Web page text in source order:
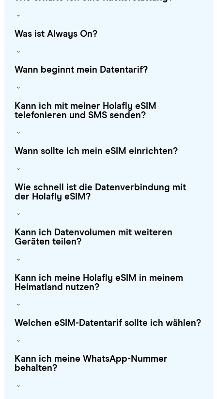
Was ist Always On?
Wann beginnt mein Datentarif?
Kann ich mit meiner Holafly eSIM
telefonieren und SMS senden?
Wann sollte ich mein eSIM einrichten?
Wie schnell ist die Datenverbindung mit
der Holafly eSIM?
Kann ich Datenvolumen mit weiteren
Geräten teilen?
Kann ich meine Holafly eSIM in meinem
Heimatland nutzen?
Welchen eSIM-Datentarif sollte ich wählen?
Kann ich meine WhatsApp-Nummer
behalten?